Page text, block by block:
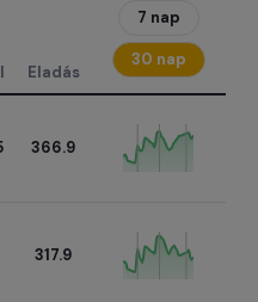
Eladás
7 nap
30 nap
366.9
317.9